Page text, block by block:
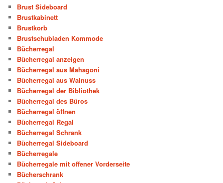
Brust Sideboard
Brustkabinett
Brustkorb
Brustschubladen Kommode
Bücherregal
Bücherregal anzeigen
Bücherregal aus Mahagoni
Bücherregal aus Walnuss
Bücherregal der Bibliothek
Bücherregal des Büros
Bücherregal öffnen
Bücherregal Regal
Bücherregal Schrank
Bücherregal Sideboard
Bücherregale
Bücherregale mit offener Vorderseite
Bücherschrank